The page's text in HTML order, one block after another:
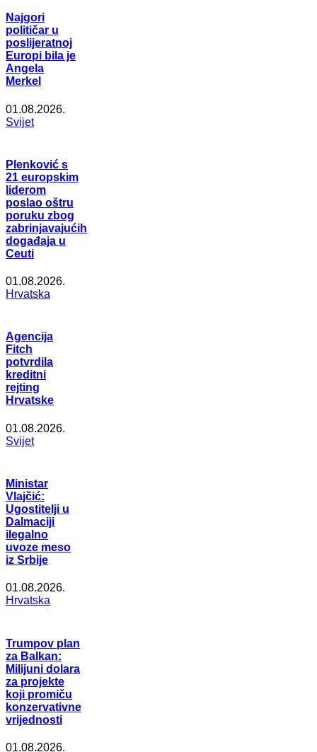
Najgori
političar u
poslijeratnoj
Europi bila je
Angela
Merkel
01.08.2026.
Svijet
Plenković s
21 europskim
liderom
poslao oštru
poruku zbog
zabrinjavajućih
događaja u
Ceuti
01.08.2026.
Hrvatska
Agencija
Fitch
potvrdila
kreditni
rejting
Hrvatske
01.08.2026.
Svijet
Ministar
Vlajčić:
Ugostitelji u
Dalmaciji
ilegalno
uvoze meso
iz Srbije
01.08.2026.
Hrvatska
Trumpov plan
za Balkan:
Milijuni dolara
za projekte
koji promiču
konzervativne
vrijednosti
01.08.2026.